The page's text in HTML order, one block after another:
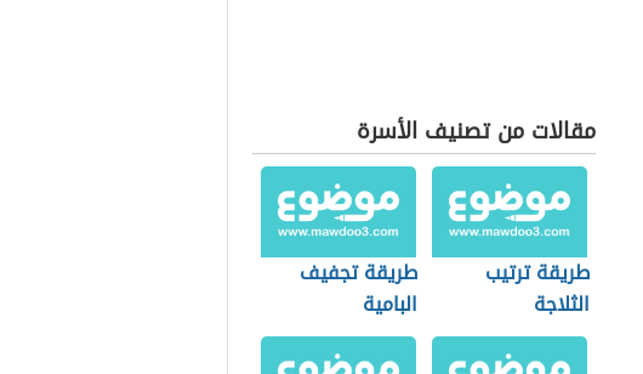
مقالات من تصنيف الأسرة
طريقة ترتيب
الثلاجة
طريقة تجفيف
البامية